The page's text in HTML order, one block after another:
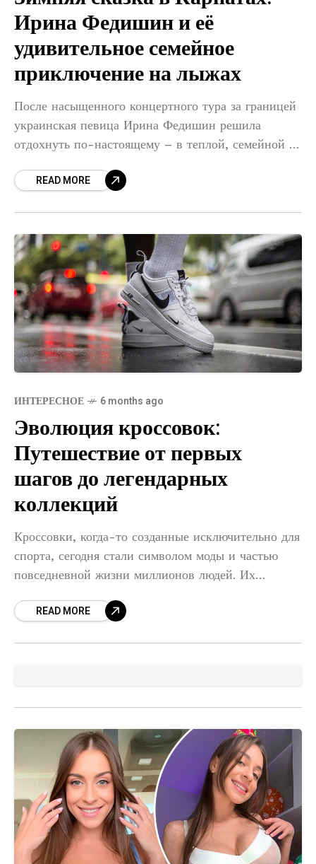
Ирина Федишин и её
удивительное семейное
приключение на лыжах
После насыщенного концертного тура за границей
украинская певица Ирина Федишин решила
отдохнуть по-настоящему – в теплой, семейной и
близкими отправилась в снежные Карпаты, где
READ MORE
ИНТЕРЕСНОЕ 6 months ago
Эволюция кроссовок:
Путешествие от первых
шагов до легендарных
коллекций
Кроссовки, когда-то созданные исключительно для
спорта, сегодня стали символом моды и частью
повседневной жизни миллионов людей. Их
которых технологии, дизайн и культура
READ MORE